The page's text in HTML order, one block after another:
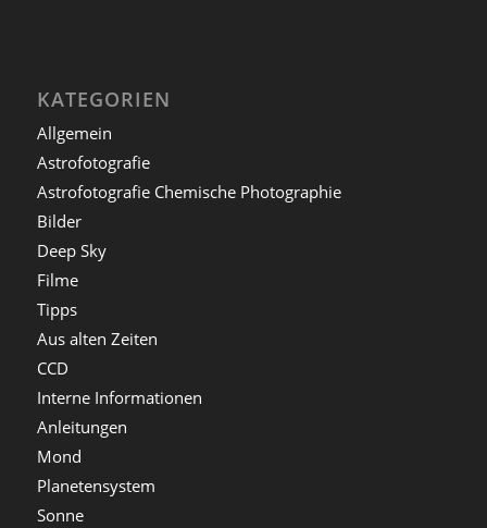
KATEGORIEN
Allgemein
Astrofotografie
Astrofotografie Chemische Photographie
Bilder
Deep Sky
Filme
Tipps
Aus alten Zeiten
CCD
Interne Informationen
Anleitungen
Mond
Planetensystem
Sonne